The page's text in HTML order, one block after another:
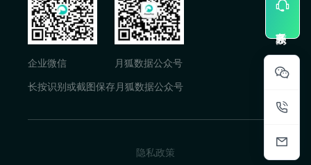
企业微信
月狐数据公众号
长按识别或截图保存月狐数据公众号
隐私政策